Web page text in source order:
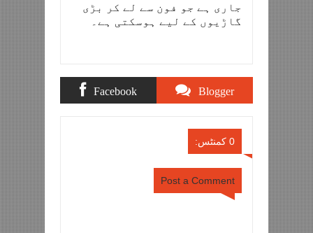
جاری ہے جو فون سے لے کر بڑی
گاڑیوں کے لیے ہوسکتی ہے۔
Blogger
Facebook
0 کمنٹس:
Post a Comment